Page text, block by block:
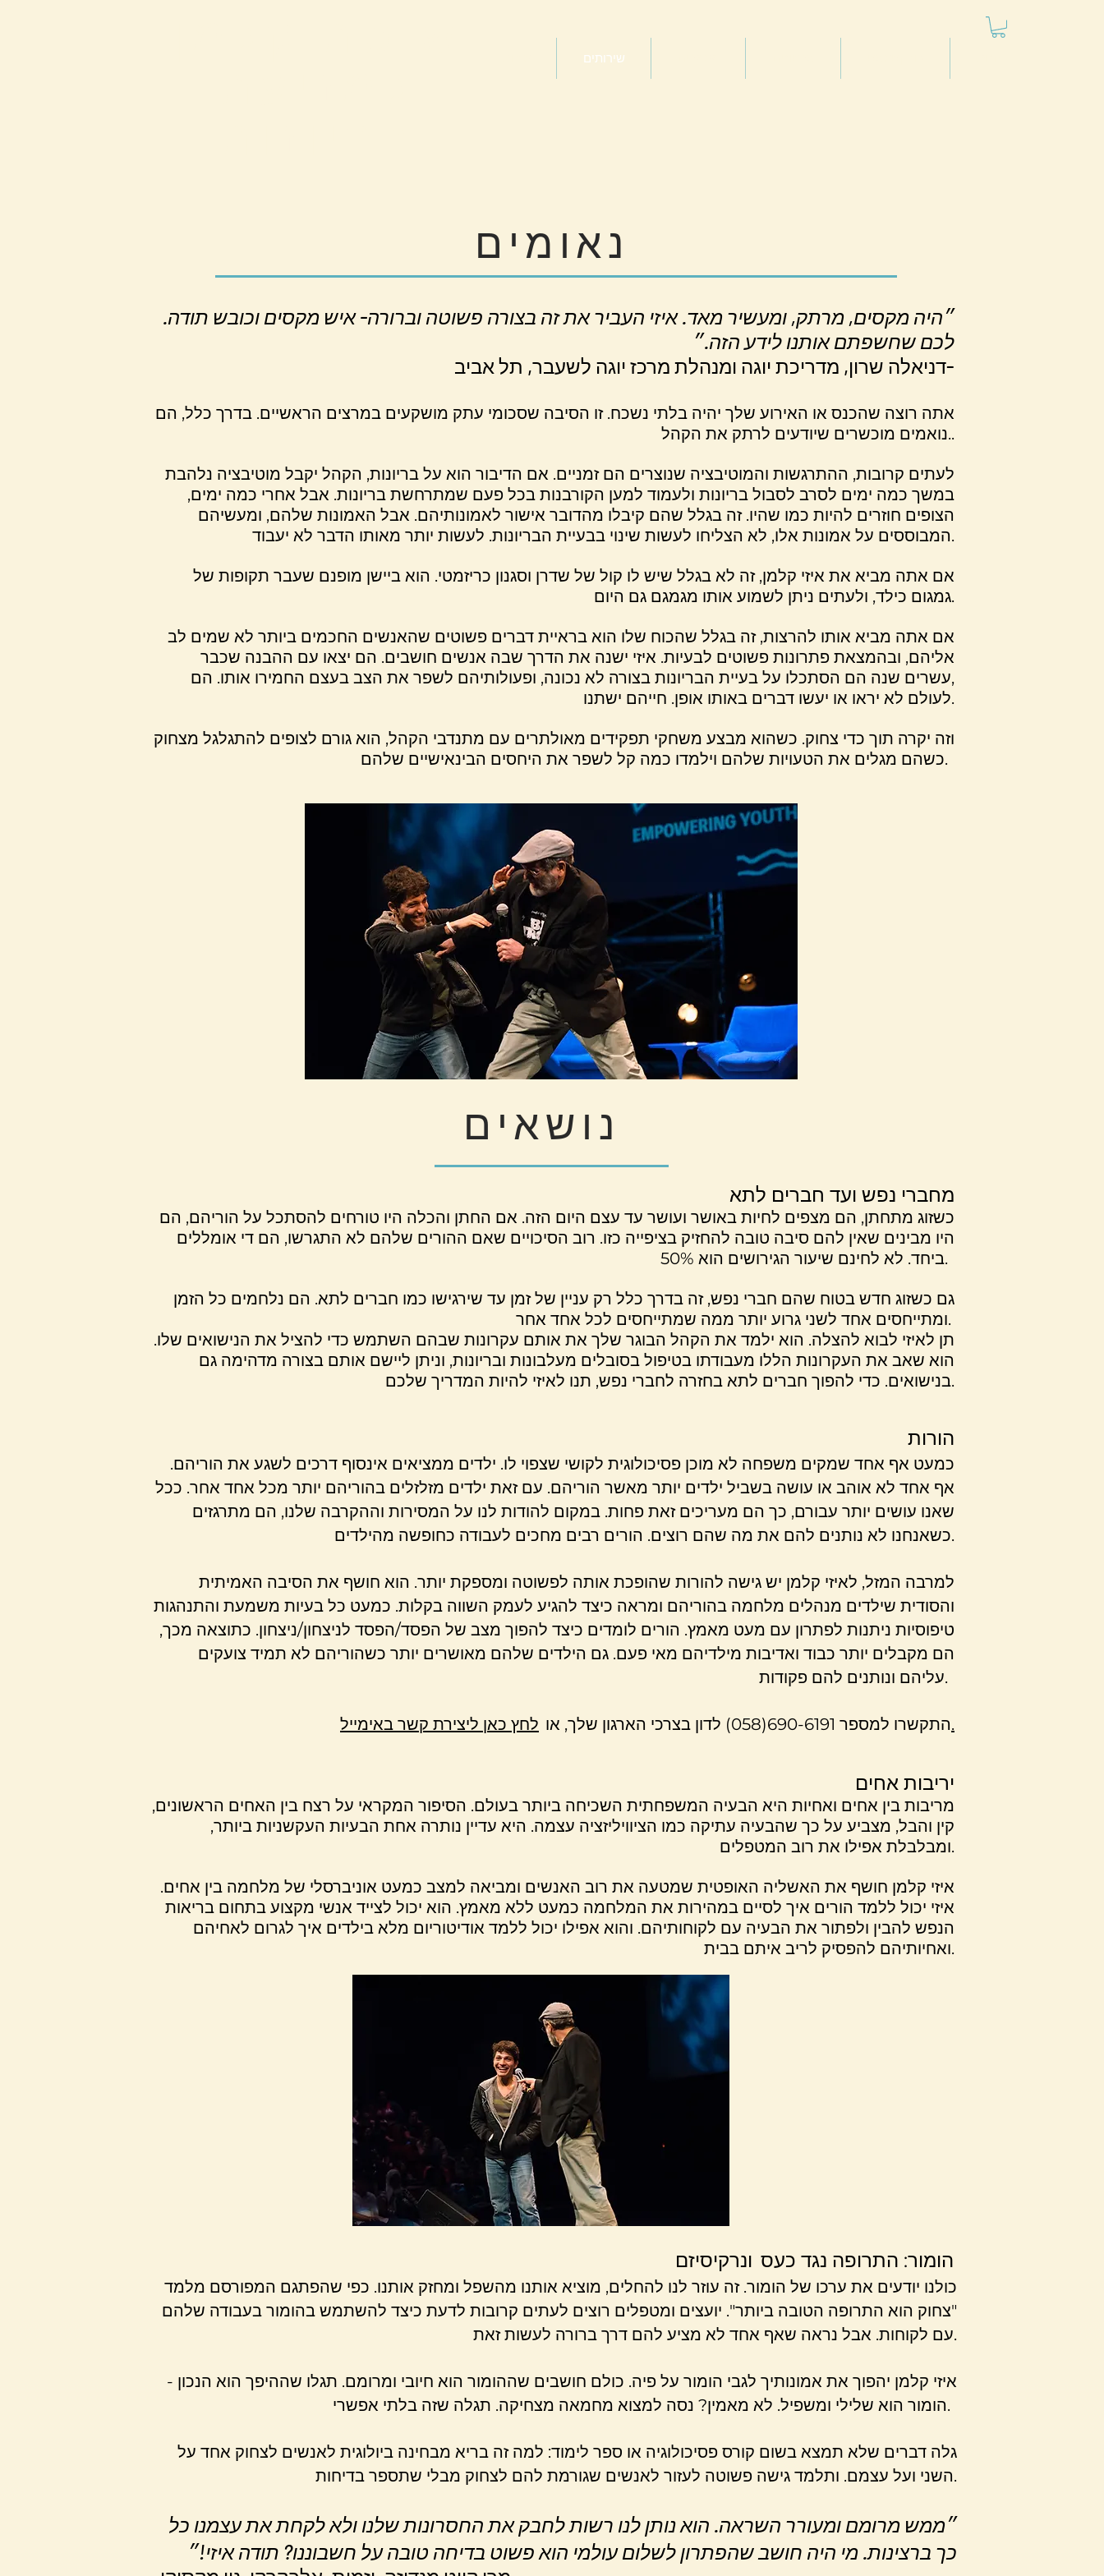
שירותים
נאומים
.״היה מקסים, מרתק, ומעשיר מאד. איזי העביר את זה בצורה פשוטה וברורה- איש מקסים וכובש תודה
לכם שחשפתם אותנו לידע הזה.״
דניאלה שרון, מדריכת יוגה ומנהלת מרכז יוגה לשעבר, תל אביב-
אתה רוצה שהכנס או האירוע שלך יהיה בלתי נשכח. זו הסיבה שסכומי עתק מושקעים במרצים הראשיים. בדרך כלל, הם
נואמים מוכשרים שיודעים לרתק את הקהל..
לעתים קרובות, ההתרגשות והמוטיבציה שנוצרים הם זמניים. אם הדיבור הוא על בריונות, הקהל יקבל מוטיבציה נלהבת
במשך כמה ימים לסרב לסבול בריונות ולעמוד למען הקורבנות בכל פעם שמתרחשת בריונות. אבל אחרי כמה ימים,
הצופים חוזרים להיות כמו שהיו. זה בגלל שהם קיבלו מהדובר אישור לאמונותיהם. אבל האמונות שלהם, ומעשיהם
המבוססים על אמונות אלו, לא הצליחו לעשות שינוי בבעיית הבריונות. לעשות יותר מאותו הדבר לא יעבוד.
אם אתה מביא את איזי קלמן, זה לא בגלל שיש לו קול של שדרן וסגנון כריזמטי. הוא ביישן מופנם שעבר תקופות של
גמגום כילד, ולעתים ניתן לשמוע אותו מגמגם גם היום.
אם אתה מביא אותו להרצות, זה בגלל שהכוח שלו הוא בראיית דברים פשוטים שהאנשים החכמים ביותר לא שמים לב
אליהם, ובהמצאת פתרונות פשוטים לבעיות. איזי ישנה את הדרך שבה אנשים חושבים. הם יצאו עם ההבנה שכבר
,עשרים שנה הם הסתכלו על בעיית הבריונות בצורה לא נכונה, ופעולותיהם לשפר את הצב בעצם החמירו אותו. הם
לעולם לא יראו או יעשו דברים באותו אופן. חייהם ישתנו.
וזה יקרה תוך כדי צחוק. כשהוא מבצע משחקי תפקידים מאולתרים עם מתנדבי הקהל, הוא גורם לצופים להתגלגל מצחוק
כשהם מגלים את הטעויות שלהם וילמדו כמה קל לשפר את היחסים הבינאישיים שלהם.
נושאים
מחברי נפש ועד חברים לתא
כשזוג מתחתן, הם מצפים לחיות באושר ועושר עד עצם היום הזה. אם החתן והכלה היו טורחים להסתכל על הוריהם, הם
היו מבינים שאין להם סיבה טובה להחזיק בציפייה כזו. רוב הסיכויים שאם ההורים שלהם לא התגרשו, הם די אומללים
ביחד. לא לחינם שיעור הגירושים הוא 50%.
גם כשזוג חדש בטוח שהם חברי נפש, זה בדרך כלל רק עניין של זמן עד שירגישו כמו חברים לתא. הם נלחמים כל הזמן
ומתייחסים אחד לשני גרוע יותר ממה שמתייחסים לכל אחד אחר.
תן לאיזי לבוא להצלה. הוא ילמד את הקהל הבוגר שלך את אותם עקרונות שבהם השתמש כדי להציל את הנישואים שלו.
הוא שאב את העקרונות הללו מעבודתו בטיפול בסובלים מעלבונות ובריונות, וניתן ליישם אותם בצורה מדהימה גם
בנישואים. כדי להפוך חברים לתא בחזרה לחברי נפש, תנו לאיזי להיות המדריך שלכם.
הורות
כמעט אף אחד שמקים משפחה לא מוכן פסיכולוגית לקושי שצפוי לו. ילדים ממציאים אינסוף דרכים לשגע את הוריהם.
אף אחד לא אוהב או עושה בשביל ילדים יותר מאשר הוריהם. עם זאת ילדים מזלזלים בהוריהם יותר מכל אחד אחר. ככל
שאנו עושים יותר עבורם, כך הם מעריכים זאת פחות. במקום להודות לנו על המסירות וההקרבה שלנו, הם מתרגזים
כשאנחנו לא נותנים להם את מה שהם רוצים. הורים רבים מחכים לעבודה כחופשה מהילדים.
למרבה המזל, לאיזי קלמן יש גישה להורות שהופכת אותה לפשוטה ומספקת יותר. הוא חושף את הסיבה האמיתית
והסודית שילדים מנהלים מלחמה בהוריהם ומראה כיצד להגיע לעמק השווה בקלות. כמעט כל בעיות משמעת והתנהגות
טיפוסיות ניתנות לפתרון עם מעט מאמץ. הורים לומדים כיצד להפוך מצב של הפסד/הפסד לניצחון/ניצחון. כתוצאה מכך,
הם מקבלים יותר כבוד ואדיבות מילדיהם מאי פעם. גם הילדים שלהם מאושרים יותר כשהוריהם לא תמיד צועקים
עליהם ונותנים להם פקודות.
התקשרו למספר 690-6191(058) לדון בצרכי הארגון שלך, או לחץ כאן ליצירת קשר באימייל .
יריבות אחים
מריבות בין אחים ואחיות היא הבעיה המשפחתית השכיחה ביותר בעולם. הסיפור המקראי על רצח בין האחים הראשונים,
קין והבל, מצביע על כך שהבעיה עתיקה כמו הציוויליזציה עצמה. היא עדיין נותרה אחת הבעיות העקשניות ביותר,
ומבלבלת אפילו את רוב המטפלים.
איזי קלמן חושף את האשליה האופטית שמטעה את רוב האנשים ומביאה למצב כמעט אוניברסלי של מלחמה בין אחים.
איזי יכול ללמד הורים איך לסיים במהירות את המלחמה כמעט ללא מאמץ. הוא יכול לצייד אנשי מקצוע בתחום בריאות
הנפש להבין ולפתור את הבעיה עם לקוחותיהם. והוא אפילו יכול ללמד אודיטוריום מלא בילדים איך לגרום לאחיהם
ואחיותיהם להפסיק לריב איתם בבית.
הומור: התרופה נגד כעס ונרקיסיזם
כולנו יודעים את ערכו של הומור. זה עוזר לנו להחלים, מוציא אותנו מהשפל ומחזק אותנו. כפי שהפתגם המפורסם מלמד
"צחוק הוא התרופה הטובה ביותר". יועצים ומטפלים רוצים לעתים קרובות לדעת כיצד להשתמש בהומור בעבודה שלהם
עם לקוחות. אבל נראה שאף אחד לא מציע להם דרך ברורה לעשות זאת.
איזי קלמן יהפוך את אמונותיך לגבי הומור על פיה. כולם חושבים שההומור הוא חיובי ומרומם. תגלו שההיפך הוא הנכון -
הומור הוא שלילי ומשפיל. לא מאמין? נסה למצוא מחמאה מצחיקה. תגלה שזה בלתי אפשרי.
גלה דברים שלא תמצא בשום קורס פסיכולוגיה או ספר לימוד: למה זה בריא מבחינה ביולוגית לאנשים לצחוק אחד על
השני ועל עצמם. ותלמד גישה פשוטה לעזור לאנשים שגורמת להם לצחוק מבלי שתספר בדיחות.
״ממש מרומם ומעורר השראה. הוא נותן לנו רשות לחבק את החסרונות שלנו ולא לקחת את עצמנו כל
כך ברצינות. מי היה חושב שהפתרון לשלום עולמי הוא פשוט בדיחה טובה על חשבוננו? תודה איזי!״